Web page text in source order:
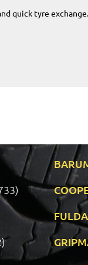
quick tyre exchange.
FULDA